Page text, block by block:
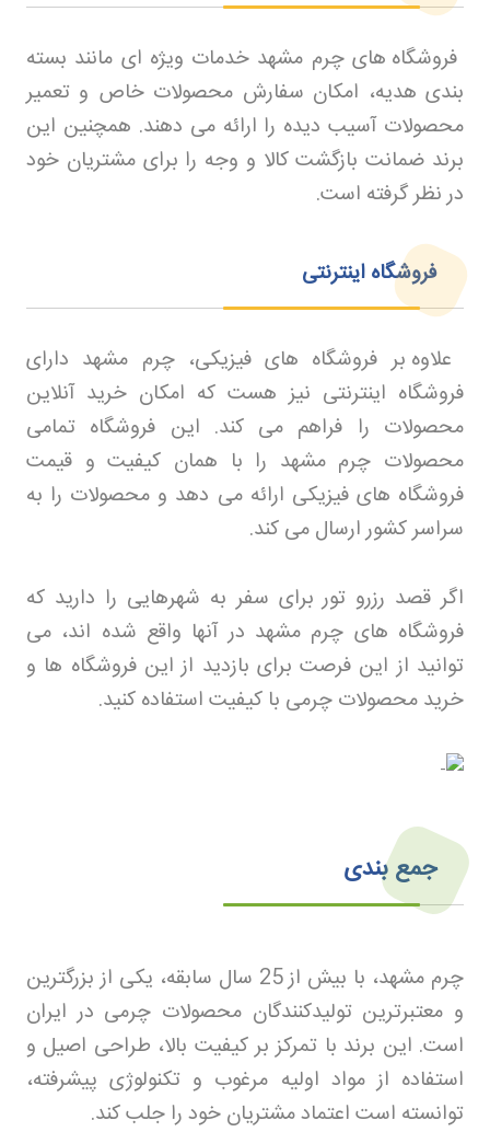
فروشگاه های چرم مشهد خدمات ویژه ای مانند بسته
بندی هدیه، امکان سفارش محصولات خاص و تعمیر
محصولات آسیب دیده را ارائه می دهند. همچنین این
برند ضمانت بازگشت کالا و وجه را برای مشتریان خود
در نظر گرفته است.
فروشگاه اینترنتی
علاوه بر فروشگاه های فیزیکی، چرم مشهد دارای
فروشگاه اینترنتی نیز هست که امکان خرید آنلاین
محصولات را فراهم می کند. این فروشگاه تمامی
محصولات چرم مشهد را با همان کیفیت و قیمت
فروشگاه های فیزیکی ارائه می دهد و محصولات را به
سراسر کشور ارسال می کند.
اگر قصد رزرو تور برای سفر به شهرهایی را دارید که
فروشگاه های چرم مشهد در آنها واقع شده اند، می
توانید از این فرصت برای بازدید از این فروشگاه ها و
خرید محصولات چرمی با کیفیت استفاده کنید.
جمع بندی
چرم مشهد، با بیش از 25 سال سابقه، یکی از بزرگترین
و معتبرترین تولیدکنندگان محصولات چرمی در ایران
است. این برند با تمرکز بر کیفیت بالا، طراحی اصیل و
استفاده از مواد اولیه مرغوب و تکنولوژی پیشرفته،
توانسته است اعتماد مشتریان خود را جلب کند.